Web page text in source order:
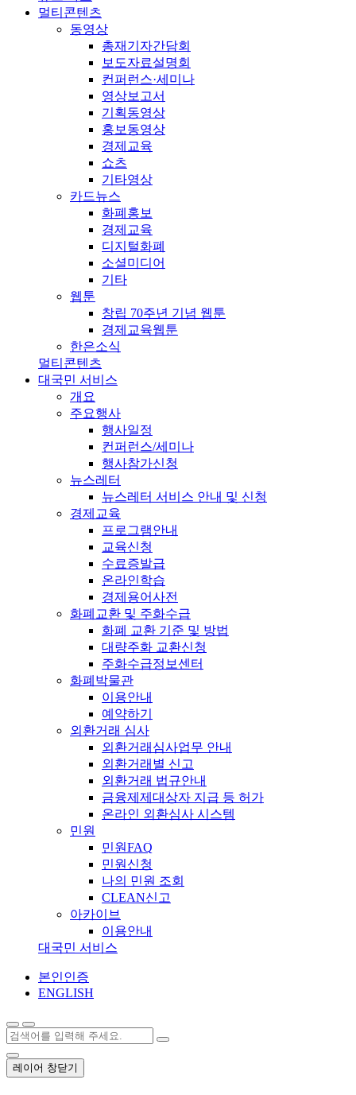
멀티콘텐츠
동영상
총재기자간담회
보도자료설명회
컨퍼런스·세미나
영상보고서
기획동영상
홍보동영상
경제교육
쇼츠
기타영상
카드뉴스
화폐홍보
경제교육
디지털화폐
소셜미디어
기타
웹툰
창립 70주년 기념 웹툰
경제교육웹툰
한은소식
멀티콘텐츠
대국민 서비스
개요
주요행사
행사일정
컨퍼런스/세미나
행사참가신청
뉴스레터
뉴스레터 서비스 안내 및 신청
경제교육
프로그램안내
교육신청
수료증발급
온라인학습
경제용어사전
화폐교환 및 주화수급
화폐 교환 기준 및 방법
대량주화 교환신청
주화수급정보센터
화폐박물관
이용안내
예약하기
외환거래 심사
외환거래심사업무 안내
외환거래별 신고
외환거래 법규안내
금융제제대상자 지급 등 허가
온라인 외환심사 시스템
민원
민원FAQ
민원신청
나의 민원 조회
CLEAN신고
아카이브
이용안내
대국민 서비스
본인인증
ENGLISH
레이어 창닫기